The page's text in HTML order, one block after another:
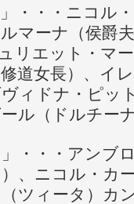
・・・ニコル
マーナ（侯爵
リエット・マ
道女長）、イ
ィドナ・ピッ
ル（ドルチー
・・・アンブ
、ニコル・カ
ツィータ）カ